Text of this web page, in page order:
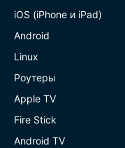
iOS (iPhone и iPad)
Android
Linux
Роутеры
Apple TV
Fire Stick
Android TV